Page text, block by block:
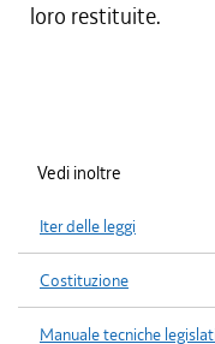
loro restituite.
Vedi inoltre
Iter delle leggi
Costituzione
Manuale tecniche